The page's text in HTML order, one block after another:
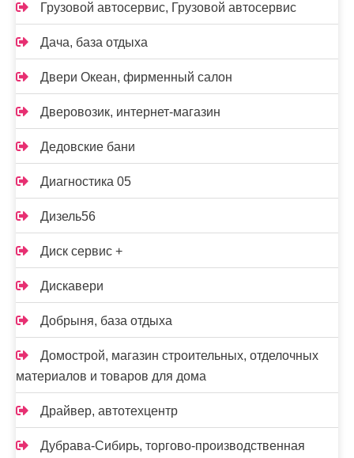
Грузовой автосервис, Грузовой автосервис
Дача, база отдыха
Двери Океан, фирменный салон
Дверовозик, интернет-магазин
Дедовские бани
Диагностика 05
Дизель56
Диск сервис +
Дискавери
Добрыня, база отдыха
Домострой, магазин строительных, отделочных
материалов и товаров для дома
Драйвер, автотехцентр
Дубрава-Сибирь, торгово-производственная